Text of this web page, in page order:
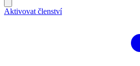
Aktivovat členství